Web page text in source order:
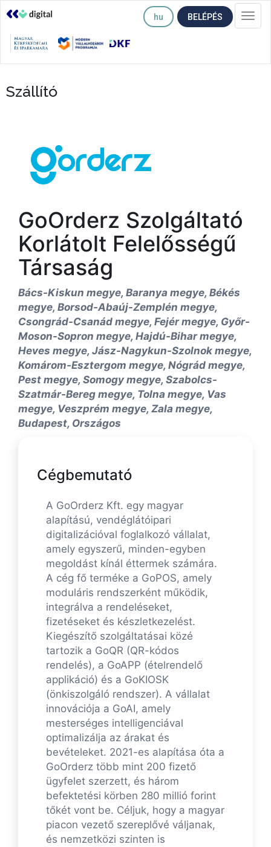
hu BELÉPÉS
Szállító
GoOrderz Szolgáltató
Korlátolt Felelősségű
Társaság
Bács-Kiskun megye, Baranya megye, Békés
megye, Borsod-Abaúj-Zemplén megye,
Csongrád-Csanád megye, Fejér megye, Győr-
Moson-Sopron megye, Hajdú-Bihar megye,
Heves megye, Jász-Nagykun-Szolnok megye,
Komárom-Esztergom megye, Nógrád megye,
Pest megye, Somogy megye, Szabolcs-
Szatmár-Bereg megye, Tolna megye, Vas
megye, Veszprém megye, Zala megye,
Budapest, Országos
Cégbemutató
A GoOrderz Kft. egy magyar
alapítású, vendéglátóipari
digitalizációval foglalkozó vállalat,
amely egyszerű, minden-egyben
megoldást kínál éttermek számára.
A cég fő terméke a GoPOS, amely
moduláris rendszerként működik,
integrálva a rendeléseket,
fizetéseket és készletkezelést.
Kiegészítő szolgáltatásai közé
tartozik a GoQR (QR-kódos
rendelés), a GoAPP (ételrendelő
applikáció) és a GoKIOSK
(önkiszolgáló rendszer). A vállalat
innovációja a GoAI, amely
mesterséges intelligenciával
optimalizálja az árakat és
bevételeket. 2021-es alapítása óta a
GoOrderz több mint 200 fizető
ügyfelet szerzett, és három
befektetési körben 280 millió forint
tőkét vont be. Céljuk, hogy a magyar
piacon vezető szereplővé váljanak,
és nemzetközi szinten is